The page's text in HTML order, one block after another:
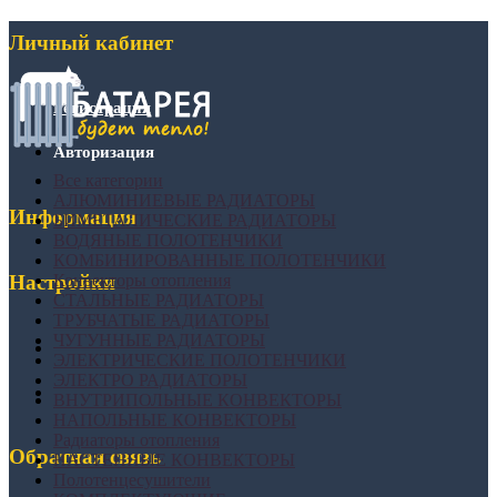
Личный кабинет
Регистрация
Авторизация
Информация
Настройки
Обратная связь
БИМЕТАЛИЧЕСКИЕ РАДИАТОРЫ
Конвекторы отопления
СТАЛЬНЫЕ РАДИАТОРЫ
НАСТЕННЫЕ КОНВЕКТОРЫ